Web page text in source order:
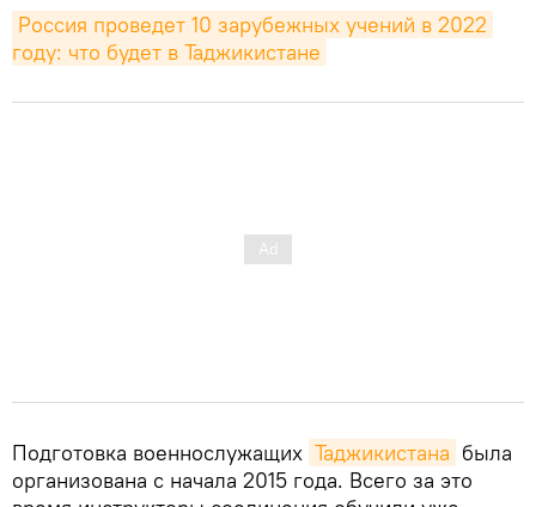
Россия проведет 10 зарубежных учений в 2022
году: что будет в Таджикистане
Подготовка военнослужащих Таджикистана была
организована с начала 2015 года. Всего за это